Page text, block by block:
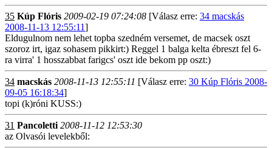
35 Kúp Flóris 2009-02-19 07:24:08 [Válasz erre: 34 macskás
2008-11-13 12:55:11]
Eldugulnom nem lehet topba szedném versemet, de macsek oszt
szoroz irt, igaz sohasem pikkirt:) Reggel 1 balga kelta ébreszt fel 6-
ra virra' 1 hosszabbat farigcs' oszt ide bekom pp oszt:)
34 macskás 2008-11-13 12:55:11 [Válasz erre: 30 Kúp Flóris 2008-
09-05 16:18:34]
topi (k)róni KUSS:)
31 Pancoletti 2008-11-12 12:53:30
az Olvasói levelekből: